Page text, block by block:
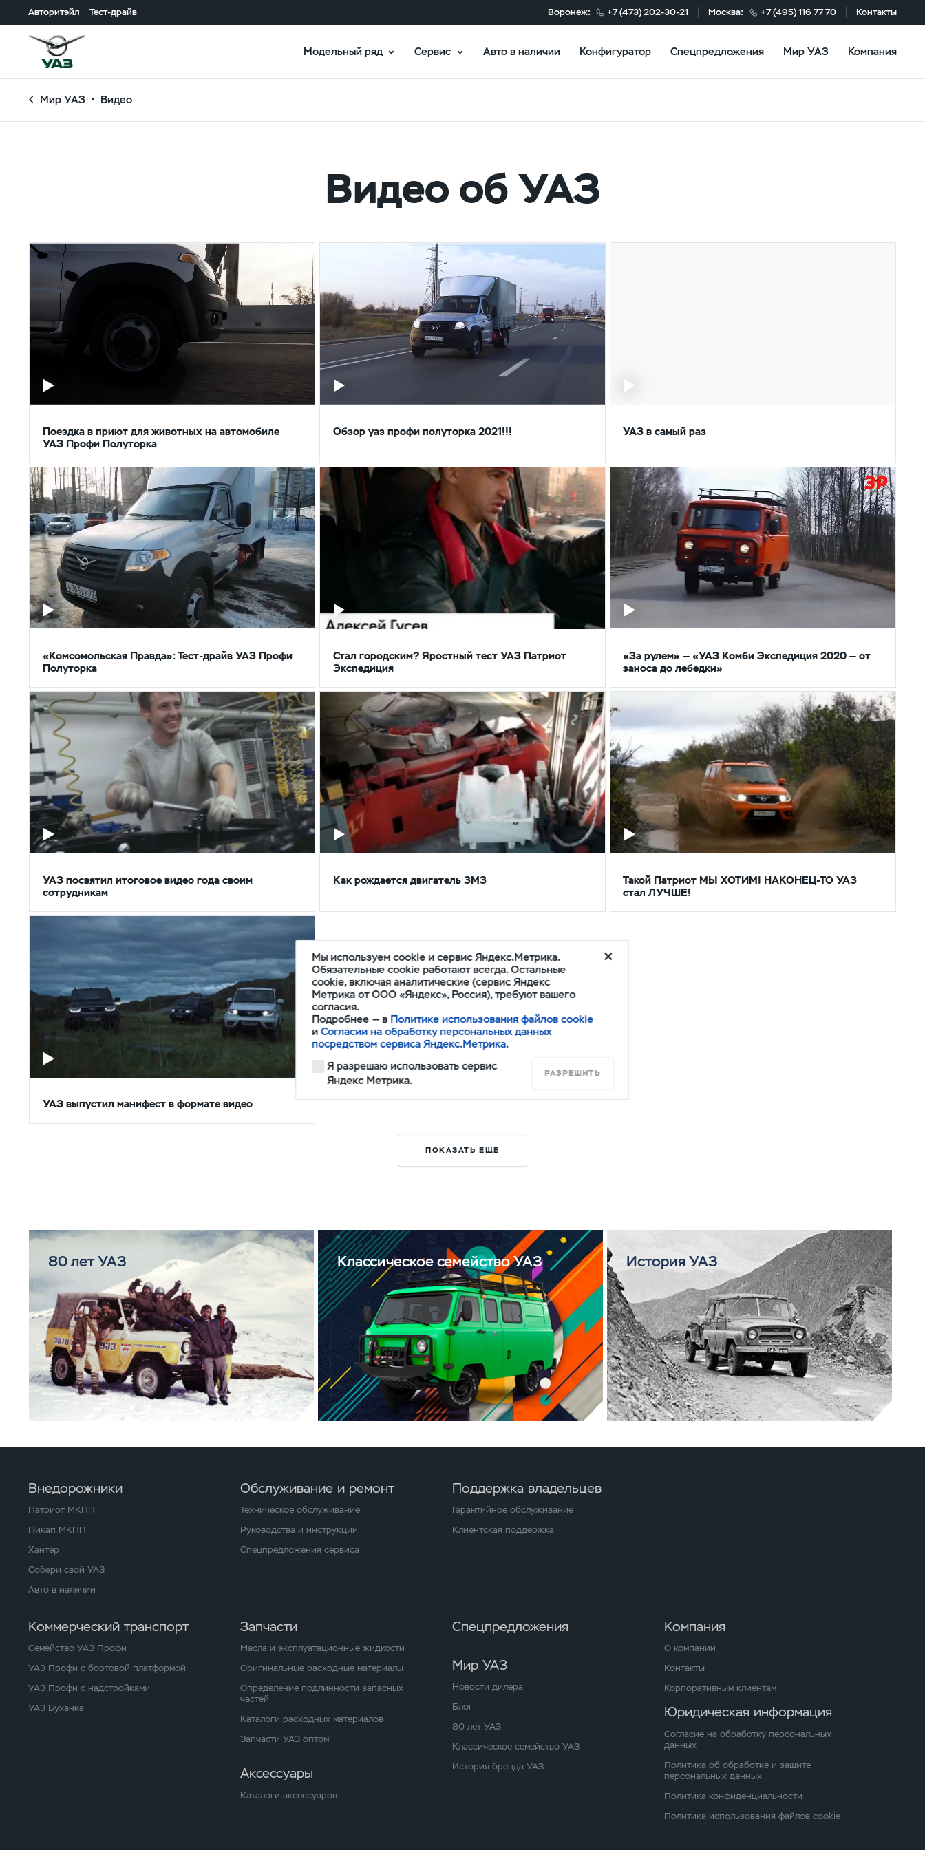
Авторитэйл Тест-драйв Воронеж: +7 (473) 202-30-21 Москва: +7 (495) 116 77 70 Контакты
Модельный ряд Сервис Авто в наличии Конфигуратор Спецпредложения Мир УАЗ Компания
Мир УАЗ Видео
Видео об УАЗ
Поездка в приют для животных на автомобиле
УАЗ Профи Полуторка
Обзор уаз профи полуторка 2021!!! УАЗ в самый раз
«Комсомольская Правда»: Тест-драйв УАЗ Профи
Полуторка
Стал городским? Яростный тест УАЗ Патриот
Экспедиция
«За рулем» — «УАЗ Комби Экспедиция 2020 — от
заноса до лебедки»
УАЗ посвятил итоговое видео года своим
сотрудникам
Как рождается двигатель ЗМЗ
Такой Патриот МЫ ХОТИМ! НАКОНЕЦ-ТО УАЗ
стал ЛУЧШЕ!
УАЗ выпустил манифест в формате видео
ПОКАЗАТЬ ЕЩЕ
80 лет УАЗ Классическое семейство УАЗ История УАЗ
Внедорожники
Патриот МКПП
Пикап МКПП
Хантер
Собери свой УАЗ
Авто в наличии
Обслуживание и ремонт
Техническое обслуживание
Руководства и инструкции
Спецпредложения сервиса
Поддержка владельцев
Гарантийное обслуживание
Клиентская поддержка
Коммерческий транспорт
Семейство УАЗ Профи
УАЗ Профи с бортовой платформой
УАЗ Профи с надстройками
УАЗ Буханка
Запчасти
Масла и эксплуатационные жидкости
Оригинальные расходные материалы
Определение подлинности запасных
частей
Каталоги расходных материалов
Запчасти УАЗ оптом
Аксессуары
Каталоги аксессуаров
Спецпредложения
Мир УАЗ
Новости дилера
Блог
80 лет УАЗ
Классическое семейство УАЗ
История бренда УАЗ
Компания
О компании
Контакты
Корпоративным клиентам
Юридическая информация
Согласие на обработку персональных
данных
Политика об обработке и защите
персональных данных
Политика конфиденциальности
Политика использования файлов cookie
Мы используем cookie и сервис Яндекс.Метрика.
Обязательные cookie работают всегда. Остальные
cookie, включая аналитические (сервис Яндекс
Метрика от ООО «Яндекс», Россия), требуют вашего
согласия.
Подробнее — в Политике использования файлов cookie
иСогласии на обработку персональных данных
посредством сервиса Яндекс.Метрика.
Я разрешаю использовать сервис
Яндекс Метрика.
РАЗРЕШИТЬ